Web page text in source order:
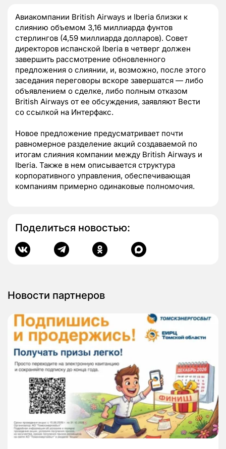
Авиакомпании British Airways и Iberia близки к
слиянию объемом 3,16 миллиарда фунтов
стерлингов (4,59 миллиарда долларов). Совет
директоров испанской Iberia в четверг должен
завершить рассмотрение обновленного
предложения о слиянии, и, возможно, после этого
заседания переговоры вскоре завершатся — либо
объявлением о сделке, либо полным отказом
British Airways от ее обсуждения, заявляют Вести
со ссылкой на Интерфакс.
Новое предложение предусматривает почти
равномерное разделение акций создаваемой по
итогам слияния компании между British Airways и
Iberia. Также в нем описывается структура
корпоративного управления, обеспечивающая
компаниям примерно одинаковые полномочия.
Поделиться новостью:
Новости партнеров